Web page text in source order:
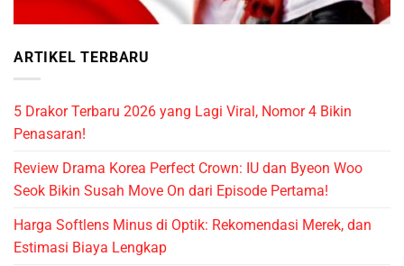
ARTIKEL TERBARU
5 Drakor Terbaru 2026 yang Lagi Viral, Nomor 4 Bikin
Penasaran!
Review Drama Korea Perfect Crown: IU dan Byeon Woo
Seok Bikin Susah Move On dari Episode Pertama!
Harga Softlens Minus di Optik: Rekomendasi Merek, dan
Estimasi Biaya Lengkap